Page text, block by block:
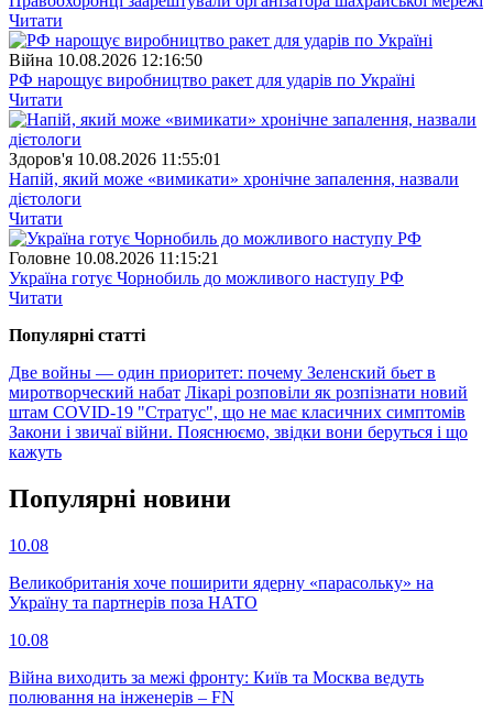
Читати
Війна 10.08.2026 12:16:50
РФ нарощує виробництво ракет для ударів по Україні
Читати
Здоров'я 10.08.2026 11:55:01
Напій, який може «вимикати» хронічне запалення, назвали
дієтологи
Читати
Головне 10.08.2026 11:15:21
Україна готує Чорнобиль до можливого наступу РФ
Читати
Популярнi статтi
Две войны — один приоритет: почему Зеленский бьет в
миротворческий набат Лікарі розповіли як розпізнати новий
штам COVID-19 "Стратус", що не має класичних симптомів
Закони і звичаї війни. Пояснюємо, звідки вони беруться і що
кажуть
Популярнi новини
10.08
Великобританія хоче поширити ядерну «парасольку» на
Україну та партнерів поза НАТО
10.08
Війна виходить за межі фронту: Київ та Москва ведуть
полювання на інженерів – FN